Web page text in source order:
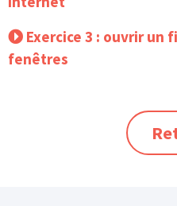
Exercice 3 : ouvrir un
fenêtres